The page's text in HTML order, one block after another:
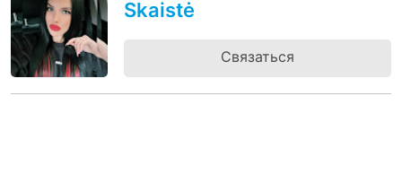
Skaistė
Связаться